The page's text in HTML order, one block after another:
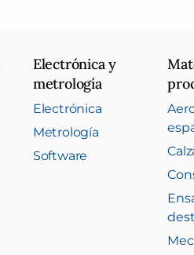
Electrónica y
metrología
Electrónica
Metrología
Software